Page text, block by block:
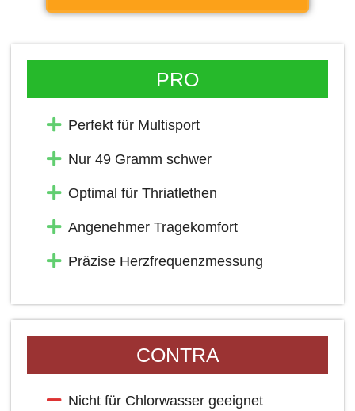
PRO
Perfekt für Multisport
Nur 49 Gramm schwer
Optimal für Thriatlethen
Angenehmer Tragekomfort
Präzise Herzfrequenzmessung
CONTRA
Nicht für Chlorwasser geeignet